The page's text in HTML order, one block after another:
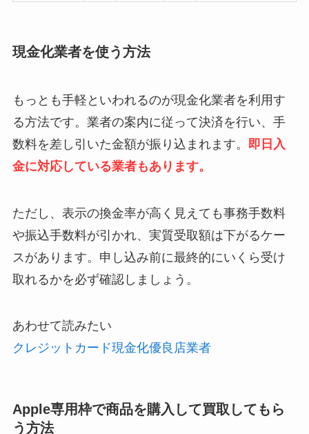
現金化業者を使う方法
もっとも手軽といわれるのが現金化業者を利用す
る方法です。業者の案内に従って決済を行い、手
数料を差し引いた金額が振り込まれます。 即日入
金に対応している業者もあります。
ただし、表示の換金率が高く見えても事務手数料
や振込手数料が引かれ、実質受取額は下がるケー
スがあります。申し込み前に最終的にいくら受け
取れるかを必ず確認しましょう。
あわせて読みたい
クレジットカード現金化優良店業者
Apple専用枠で商品を購入して買取してもら
う方法